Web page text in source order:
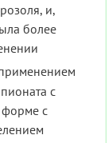
и,
более
с
форме с